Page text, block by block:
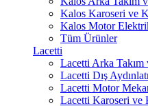
Kalos Karoseri ve
Kalos Motor
Tüm Ürünler
Lacetti
Lacetti Arka Takım
Lacetti Dış
Lacetti Motor
Lacetti Karoseri ve